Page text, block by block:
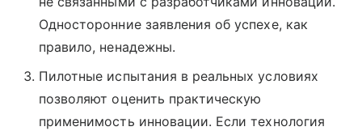
Односторонние заявления об успехе, как
правило, ненадежны.
Пилотные испытания в реальных условиях
позволяют оценить практическую
применимость инновации. Если технология